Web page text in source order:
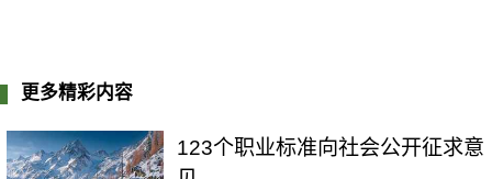
更多精彩内容
123个职业标准向社会公开征求意